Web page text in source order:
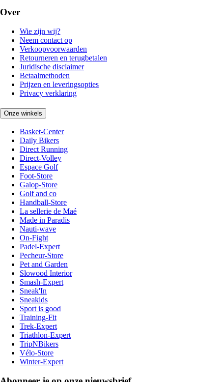
Over
Wie zijn wij?
Neem contact op
Verkoopvoorwaarden
Retourneren en terugbetalen
Juridische disclaimer
Betaalmethoden
Prijzen en leveringsopties
Privacy verklaring
Onze winkels
Basket-Center
Daily Bikers
Direct Running
Direct-Volley
Espace Golf
Foot-Store
Galop-Store
Golf and co
Handball-Store
La sellerie de Maé
Made in Paradis
Nauti-wave
On-Fight
Padel-Expert
Pecheur-Store
Pet and Garden
Slowood Interior
Smash-Expert
Sneak'In
Sneakids
Sport is good
Training-Fit
Trek-Expert
Triathlon-Expert
TripNBikers
Vélo-Store
Winter-Expert